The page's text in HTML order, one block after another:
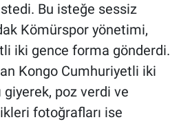
Bu isteğe sessiz
Kömürspor yönetimi,
iki gence forma gönderdi.
Kongo Cumhuriyetli iki
poz verdi ve
fotoğrafları ise